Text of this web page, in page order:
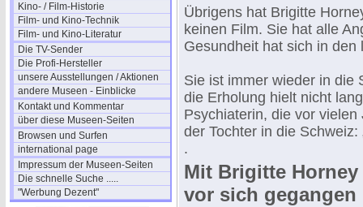
Kino- / Film-Historie
Film- und Kino-Technik
Film- und Kino-Literatur
Die TV-Sender
Die Profi-Hersteller
unsere Ausstellungen / Aktionen
andere Museen - Einblicke
Kontakt und Kommentar
über diese Museen-Seiten
Browsen und Surfen
international page
Impressum der Museen-Seiten
Die schnelle Suche .....
"Werbung Dezent"
Übrigens hat Brigitte
keinen Film. Sie hat alle
Gesundheit hat sich in
Sie ist immer wieder in die
die Erholung hielt nicht
Psychiaterin, die vor
der Tochter in die
.
Mit Brigitte
vor sich gegangen